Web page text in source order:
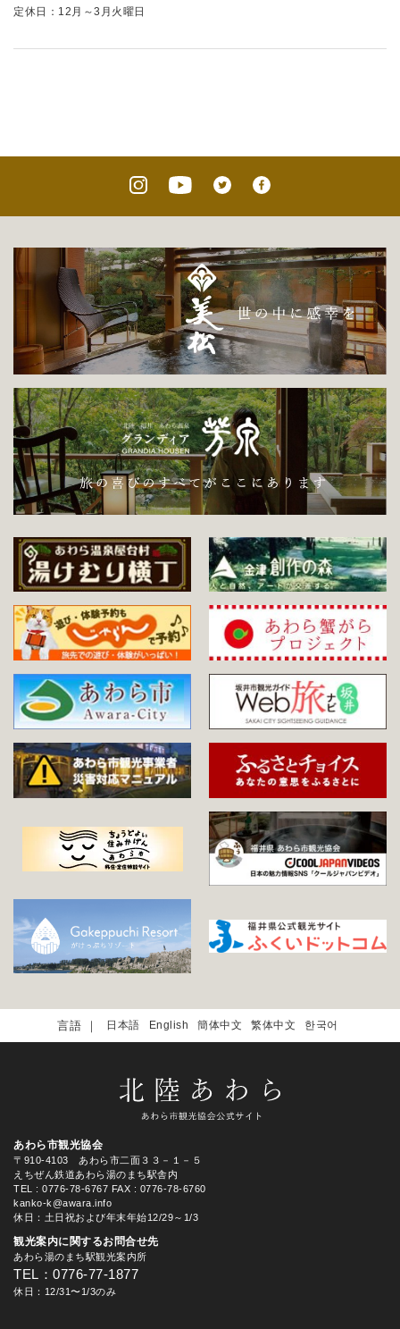
定休日：12月～3月火曜日
日本語 English 簡体中文 繁体中文 한국어
あわら市観光協会
〒910-4103 あわら市二面３３－１－５
えちぜん鉄道あわら湯のまち駅舎内
TEL
: 0776-78-6767 FAX : 0776-78-6760
kanko-k@awara.info
休日：土日祝および年末年始12/29～1/3
観光案内に関するお問合せ先
あわら湯のまち駅観光案内所
TEL：0776-77-1877
休日：12/31〜1/3のみ